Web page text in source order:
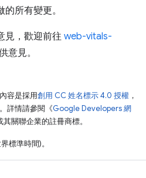
所有變更。
見，歡迎前往 web-vitals-
意見。
容是採用創用 CC 姓名標示 4.0 授權 ，
。詳情請參閱《Google Developers 網
關聯企業的註冊商標。
標準時間)。